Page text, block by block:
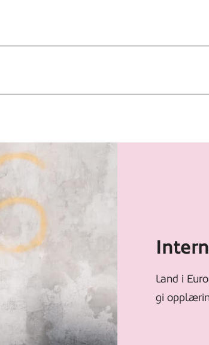
Land i
gi